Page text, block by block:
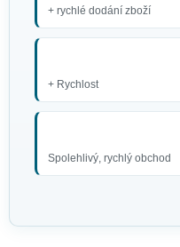
+ rychlé dodání zboží
+ Rychlost
Spolehlivý, rychlý obchod